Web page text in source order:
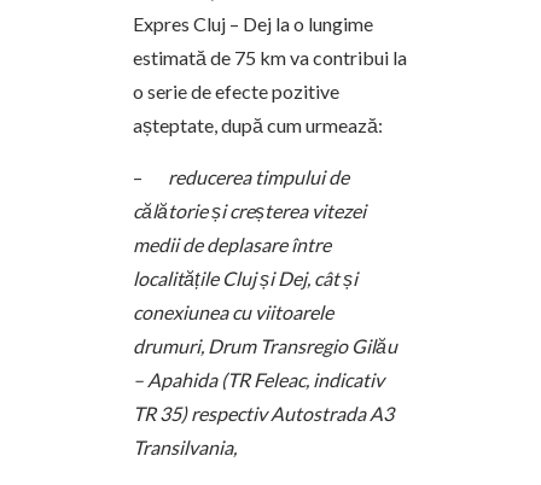
Expres Cluj – Dej la o lungime
estimată de 75 km va contribui la
o serie de efecte pozitive
așteptate, după cum urmează:
– reducerea timpului de
călătorie și creșterea vitezei
medii de deplasare între
localitățile Cluj și Dej, cât și
conexiunea cu viitoarele
drumuri, Drum Transregio Gilău
– Apahida (TR Feleac, indicativ
TR 35) respectiv Autostrada A3
Transilvania,